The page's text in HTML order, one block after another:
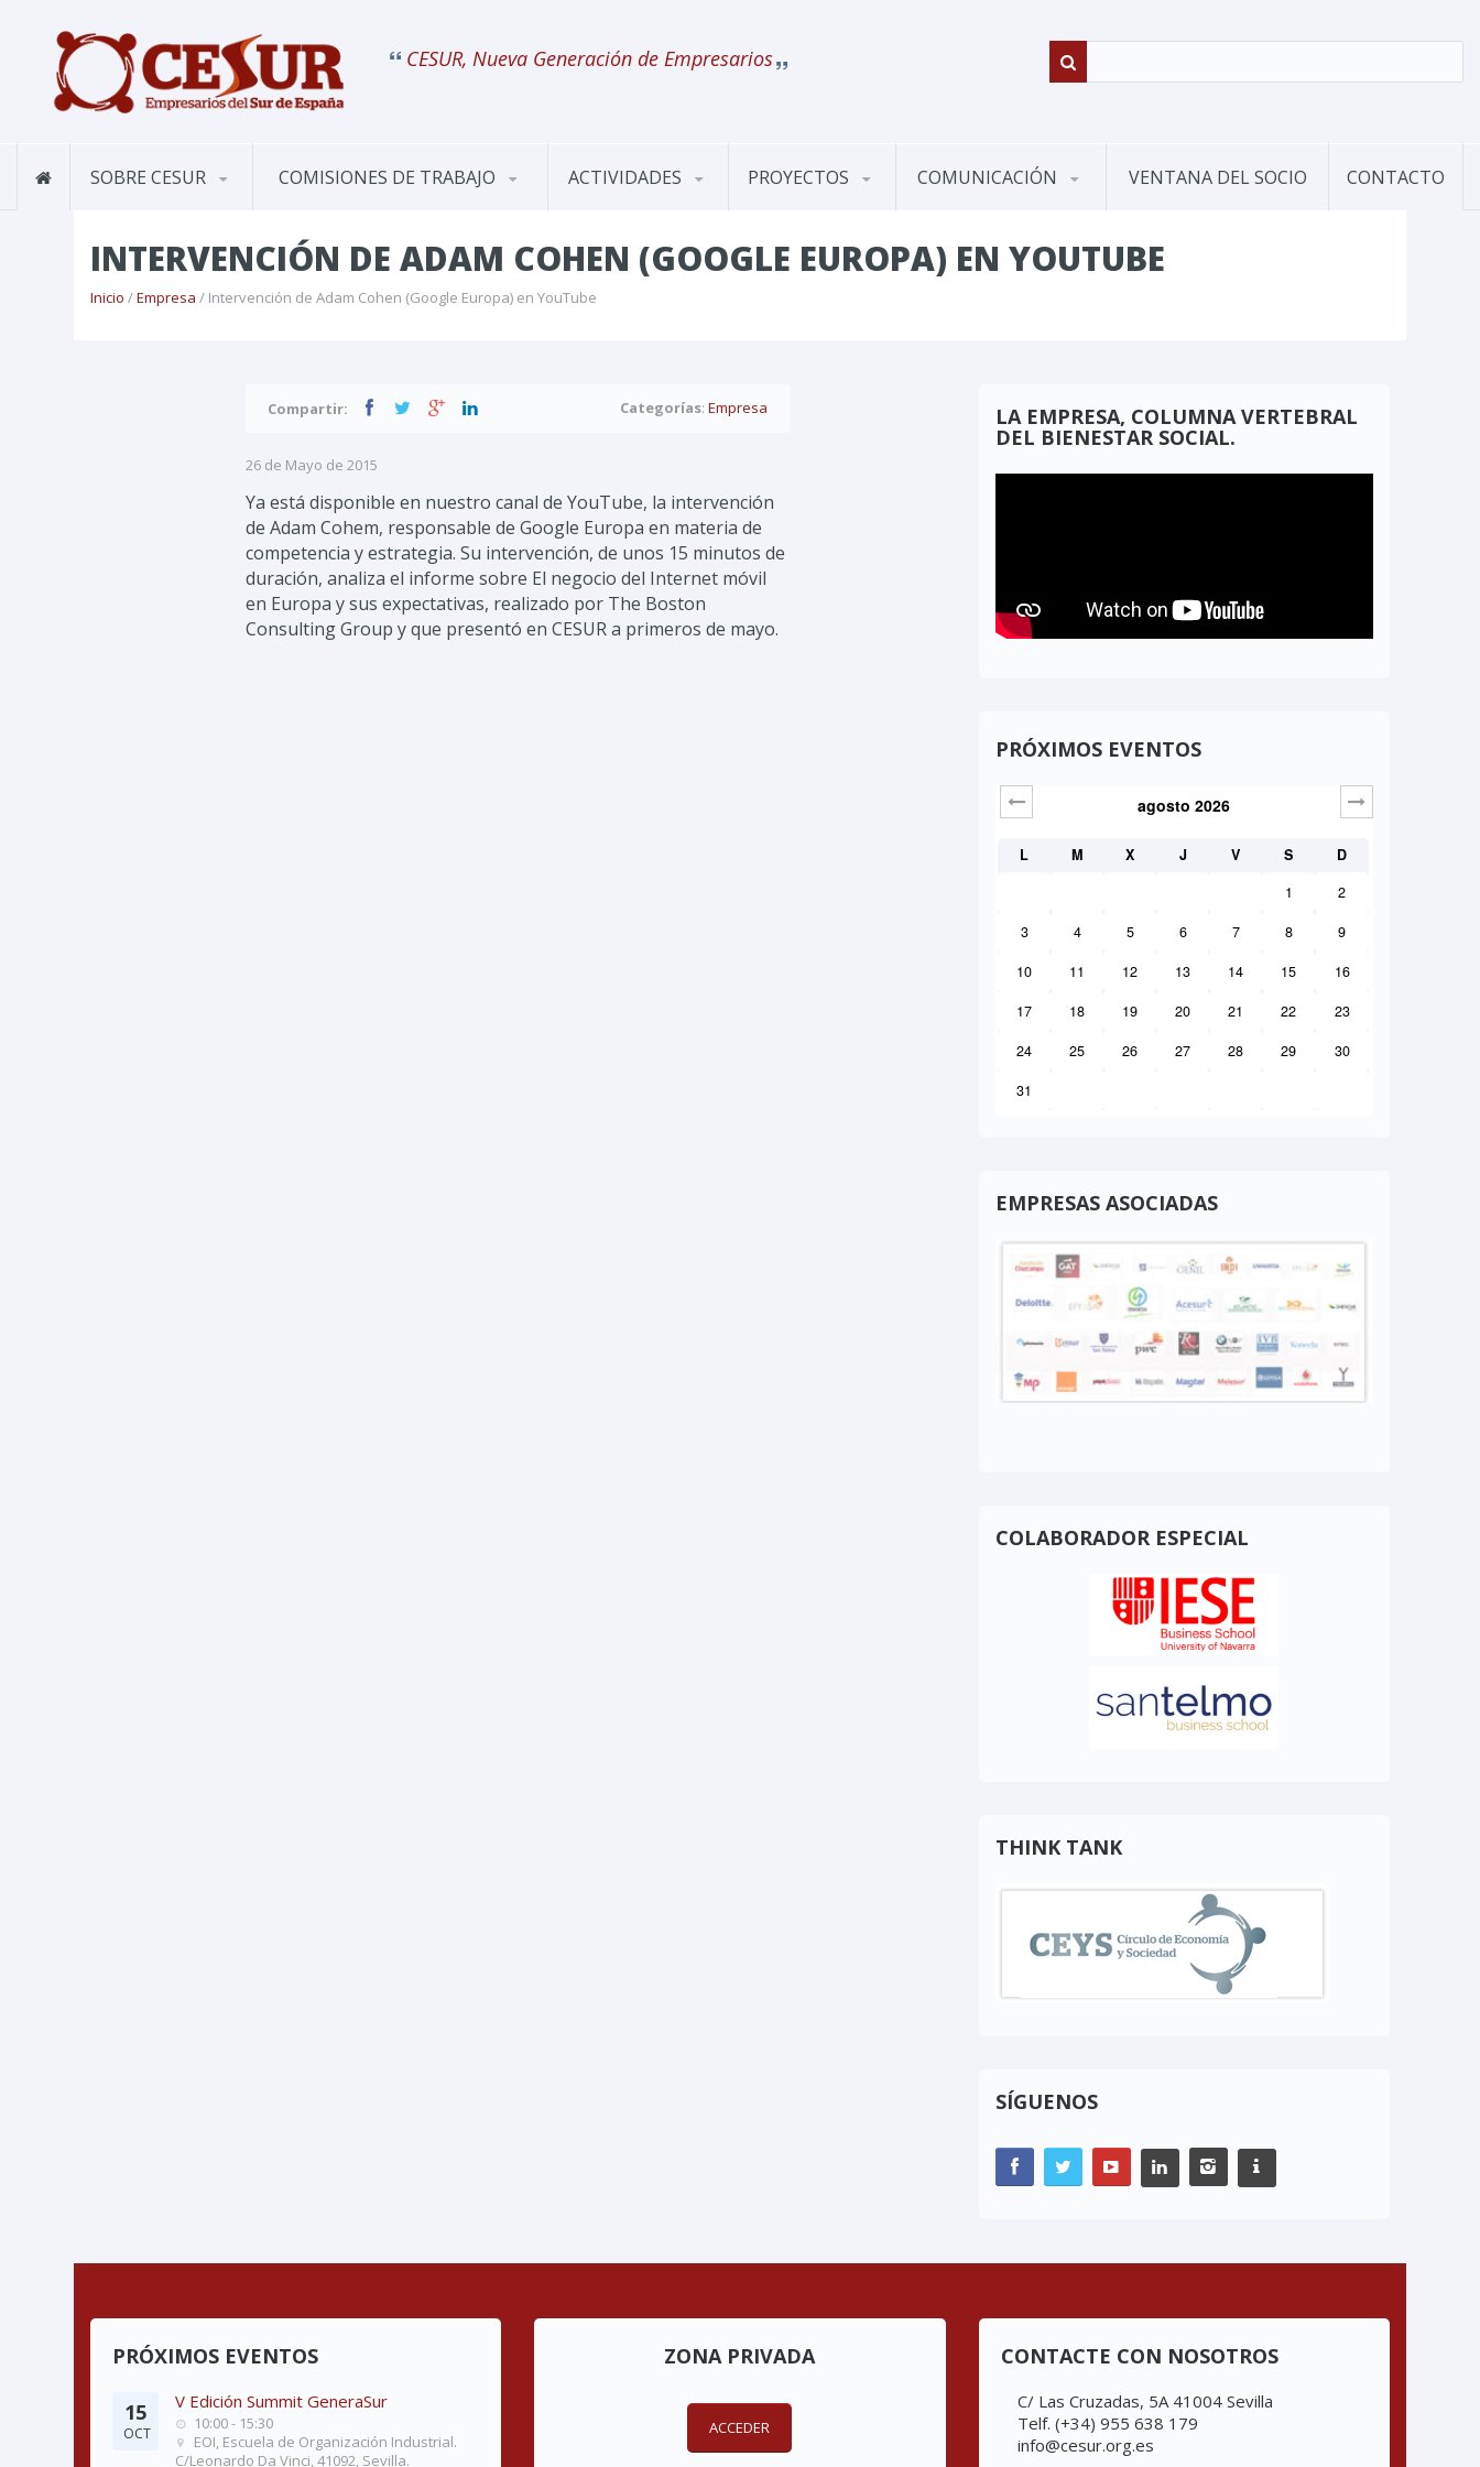
CESUR, Nueva Generación de Empresarios
SOBRE CESUR COMISIONES DE TRABAJO ACTIVIDADES PROYECTOS COMUNICACIÓN VENTANA DEL SOCIO CONTACTO
INTERVENCIÓN DE ADAM COHEN (GOOGLE EUROPA) EN YOUTUBE
Inicio /Empresa / Intervención de Adam Cohen (Google Europa) en YouTube
Compartir: Categorías:Empresa
26 de Mayo de 2015
Ya está disponible en nuestro canal de YouTube, la intervención
de Adam Cohem, responsable de Google Europa en materia de
competencia y estrategia. Su intervención, de unos 15 minutos de
duración, analiza el informe sobre El negocio del Internet móvil
en Europa y sus expectativas, realizado por The Boston
Consulting Group y que presentó en CESUR a primeros de mayo.
LA EMPRESA, COLUMNA VERTEBRAL
DEL BIENESTAR SOCIAL.
PRÓXIMOS EVENTOS
agosto 2026
L M X J V S
D
1
2
3
4 5 6 7 8
9
10
11 12 13 14 15
16
17
18 19 20 21 22
23
24
25 26 27 28 29
30
31
EMPRESAS ASOCIADAS
COLABORADOR ESPECIAL
THINK TANK
SÍGUENOS
PRÓXIMOS EVENTOS
15
OCT
V Edición Summit GeneraSur
10:00 - 15:30
EOI, Escuela de Organización Industrial.
C/Leonardo Da Vinci, 41092, Sevilla.
ZONA PRIVADA
ACCEDER
CONTACTE CON NOSOTROS
C/ Las Cruzadas, 5A 41004 Sevilla
Telf. (+34) 955 638 179
info@cesur.org.es